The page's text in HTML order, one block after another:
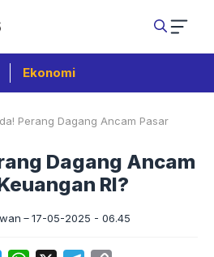
Ekonomi
Perang Dagang Ancam Pasar
Dagang Ancam
RI?
17-05-2025 - 06.45